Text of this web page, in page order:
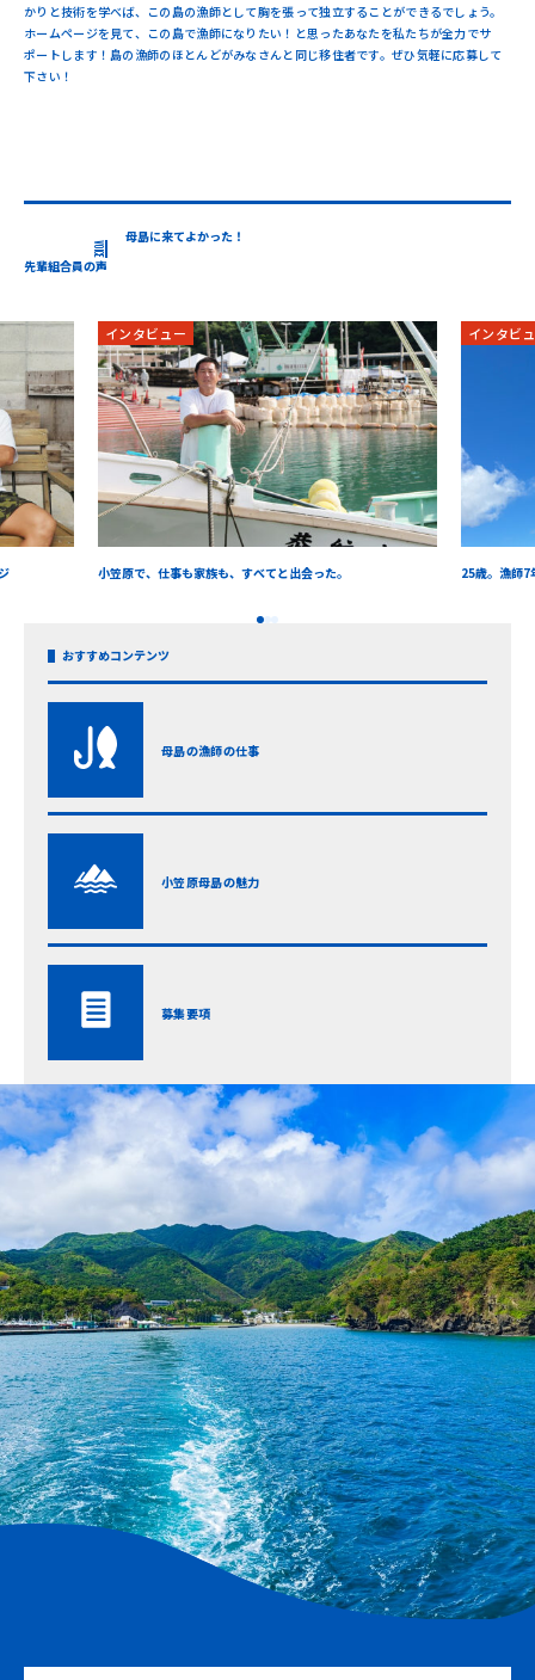
かりと技術を学べば、この島の漁師として胸を張って独立することができるでしょう。
ホームページを見て、この島で漁師になりたい！と思ったあなたを私たちが全力でサ
ポートします！島の漁師のほとんどがみなさんと同じ移住者です。ぜひ気軽に応募して
下さい！
VOICE
母島に来てよかった！
先輩組合員の声
た。
インタビュー
25歳。漁師7年目の僕が見た「海の仕事」のリアル
座
ベ
おすすめコンテンツ
母島の漁師の仕事
小笠原母島の魅力
募集要項